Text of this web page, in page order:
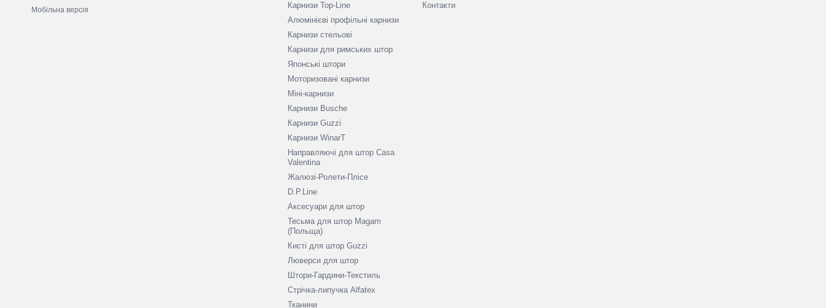
Мобільна версія
Карнизи Top-Line
Алюмінієві профільні карнизи
Карнизи стельові
Карнизи для римських штор
Японські штори
Моторизовані карнизи
Міні-карнизи
Карнизи Busche
Карнизи Guzzi
Карнизи WinarT
Направляючі для штор Casa
Valentina
Жалюзі-Ролети-Плісе
D.P.Line
Аксесуари для штор
Тесьма для штор Magam
(Польща)
Кисті для штор Guzzi
Люверси для штор
Штори-Гардини-Текстиль
Стрічка-липучка Alfatex
Тканини
Контакти